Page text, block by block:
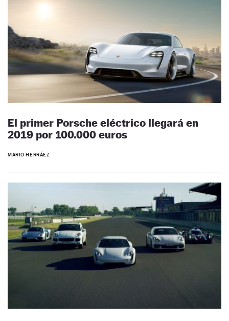
El primer Porsche eléctrico llegará en
2019 por 100.000 euros
MARIO HERRÁEZ